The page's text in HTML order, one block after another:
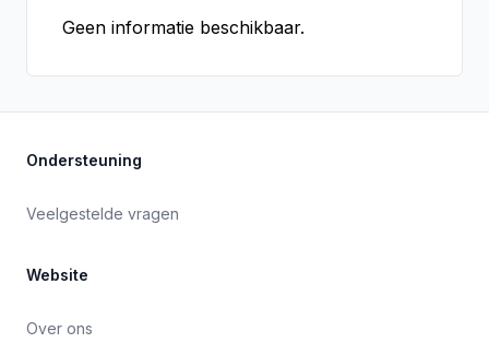
Geen informatie beschikbaar.
Ondersteuning
Veelgestelde vragen
Website
Over ons